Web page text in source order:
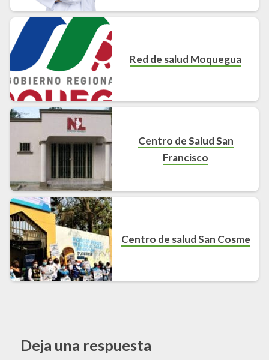
Red de salud Moquegua
Centro de Salud San
Francisco
Centro de salud San Cosme
Deja una respuesta